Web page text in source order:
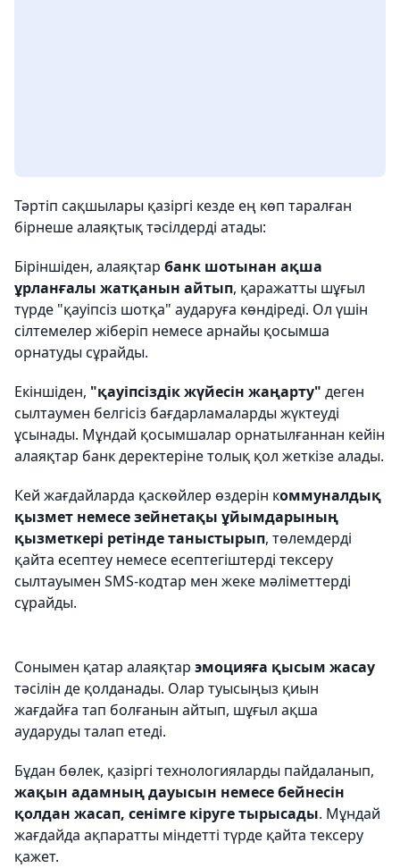
Тәртіп сақшылары қазіргі кезде ең көп таралған
бірнеше алаяқтық тәсілдерді атады:
Біріншіден, алаяқтар банк шотынан ақша
ұрланғалы жатқанын айтып, қаражатты шұғыл
түрде "қауіпсіз шотқа" аударуға көндіреді. Ол үшін
сілтемелер жіберіп немесе арнайы қосымша
орнатуды сұрайды.
Екіншіден, "қауіпсіздік жүйесін жаңарту" деген
сылтаумен белгісіз бағдарламаларды жүктеуді
ұсынады. Мұндай қосымшалар орнатылғаннан кейін
алаяқтар банк деректеріне толық қол жеткізе алады.
Кей жағдайларда қаскөйлер өздерін коммуналдық
қызмет немесе зейнетақы ұйымдарының
қызметкері ретінде таныстырып, төлемдерді
қайта есептеу немесе есептегіштерді тексеру
сылтауымен SMS-кодтар мен жеке мәліметтерді
сұрайды.
Сонымен қатар алаяқтар эмоцияға қысым жасау
тәсілін де қолданады. Олар туысыңыз қиын
жағдайға тап болғанын айтып, шұғыл ақша
аударуды талап етеді.
Бұдан бөлек, қазіргі технологияларды пайдаланып,
жақын адамның дауысын немесе бейнесін
қолдан жасап, сенімге кіруге тырысады. Мұндай
жағдайда ақпаратты міндетті түрде қайта тексеру
қажет.